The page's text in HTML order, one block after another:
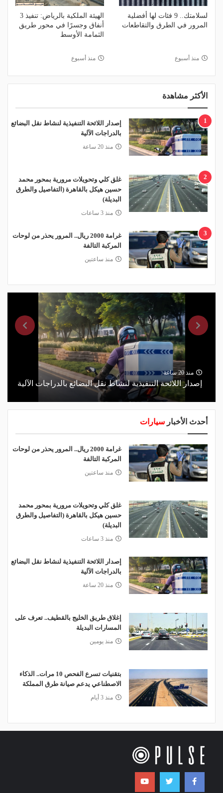
لسلامتك.. 9 فئات لها أفضلية
المرور في الطرق والتقاطعات
منذ أسبوع
الهيئة الملكية بالرياض: تنفيذ 3
أنفاق وجسرًا في محور طريق
الثمامة الأوسط
منذ أسبوع
الأكثر مشاهدة
1
إصدار اللائحة التنفيذية لنشاط نقل البضائع
بالدراجات الآلية
منذ 20 ساعة
2
غلق كلي وتحويلات مرورية بمحور محمد
حسين هيكل بالقاهرة (التفاصيل والطرق
البديلة)
منذ 3 ساعات
3
غرامة 2000 ريال.. المرور يحذر من لوحات
المركبة التالفة
منذ ساعتين
منذ 20 ساعة
إصدار اللائحة التنفيذية لنشاط نقل البضائع بالدراجات الآلية
أحدث الأخبار سيارات
غرامة 2000 ريال.. المرور يحذر من لوحات
المركبة التالفة
منذ ساعتين
غلق كلي وتحويلات مرورية بمحور محمد
حسين هيكل بالقاهرة (التفاصيل والطرق
البديلة)
منذ 3 ساعات
إصدار اللائحة التنفيذية لنشاط نقل البضائع
بالدراجات الآلية
منذ 20 ساعة
إغلاق طريق الخليج بالقطيف.. تعرف على
المسارات البديلة
منذ يومين
بتقنيات تسرع الفحص 10 مرات.. الذكاء
الاصطناعي يدعم صيانة طرق المملكة
منذ 3 أيام